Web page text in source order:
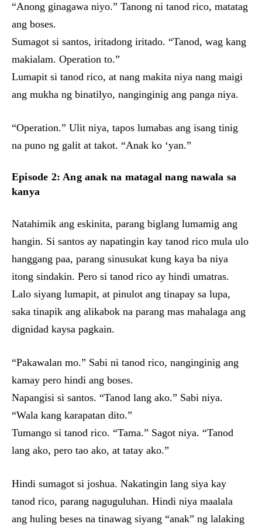
“Anong ginagawa niyo.” Tanong ni tanod rico, matatag
ang boses.
Sumagot si santos, iritadong iritado. “Tanod, wag kang
makialam. Operation to.”
Lumapit si tanod rico, at nang makita niya nang maigi
ang mukha ng binatilyo, nanginginig ang panga niya.
“Operation.” Ulit niya, tapos lumabas ang isang tinig
na puno ng galit at takot. “Anak ko ‘yan.”
Episode 2: Ang anak na matagal nang nawala sa
kanya
Natahimik ang eskinita, parang biglang lumamig ang
hangin. Si santos ay napatingin kay tanod rico mula ulo
hanggang paa, parang sinusukat kung kaya ba niya
itong sindakin. Pero si tanod rico ay hindi umatras.
Lalo siyang lumapit, at pinulot ang tinapay sa lupa,
saka tinapik ang alikabok na parang mas mahalaga ang
dignidad kaysa pagkain.
“Pakawalan mo.” Sabi ni tanod rico, nanginginig ang
kamay pero hindi ang boses.
Napangisi si santos. “Tanod lang ako.” Sabi niya.
“Wala kang karapatan dito.”
Tumango si tanod rico. “Tama.” Sagot niya. “Tanod
lang ako, pero tao ako, at tatay ako.”
Hindi sumagot si joshua. Nakatingin lang siya kay
tanod rico, parang naguguluhan. Hindi niya maalala
ang huling beses na tinawag siyang “anak” ng lalaking